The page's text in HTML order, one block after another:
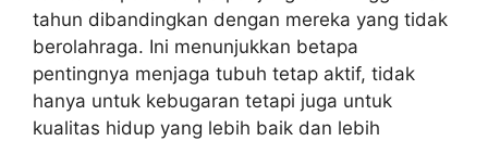
tahun dibandingkan dengan mereka yang tidak
berolahraga. Ini menunjukkan betapa
pentingnya menjaga tubuh tetap aktif, tidak
hanya untuk kebugaran tetapi juga untuk
kualitas hidup yang lebih baik dan lebih